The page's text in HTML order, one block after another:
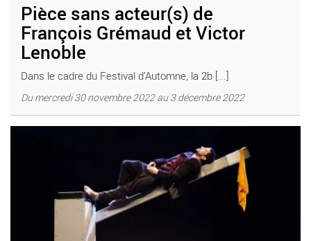
Pièce sans acteur(s) de
François Grémaud et Victor
Lenoble
Dans le cadre du Festival d’Automne, la 2b [...]
Du mercredi 30 novembre 2022 au 3 décembre 2022
Les Aventures d’Hektor par Matias Pilet - Critique sortie Cirque